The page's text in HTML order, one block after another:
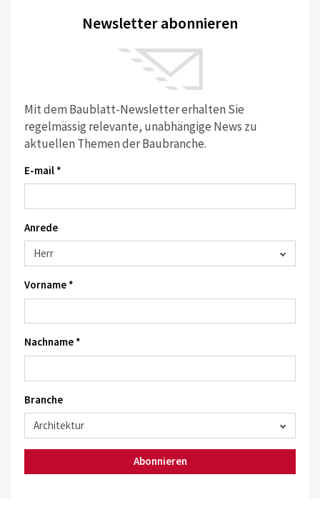
Newsletter abonnieren
Mit dem Baublatt-Newsletter erhalten Sie
regelmässig relevante, unabhängige News zu
aktuellen Themen der Baubranche.
E-mail *
Anrede
Vorname *
Nachname *
Branche
Abonnieren